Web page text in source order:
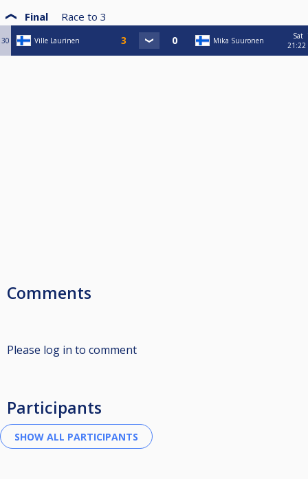
Final Race to 3
30 Ville Laurinen Mika Suuronen
Sat
21:22
Comments
Please log in to comment
Participants